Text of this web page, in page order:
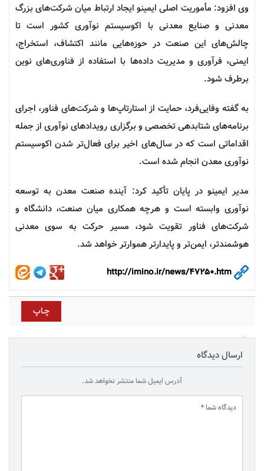
وی افزود: مأموریت اصلی ایمینوایجاد ارتباط میان شرکت‌های بزرگ
معدنی و صنایع معدنی با اکوسیستم نوآوری کشور است تا
چالش‌های این صنعت در حوزه‌هایی مانند اکتشاف، استخراج،
ایمنی، فرآوری و مدیریت داده‌ها با استفاده از فناوری‌های نوین
برطرف شود.
به گفته وفایی‌فرد، حمایت از استارتاپ‌ها و شرکت‌های فناور، اجرای
برنامه‌های شتابدهی تخصصی و برگزاری رویدادهای نوآوری از جمله
اقداماتی است که در سال‌های اخیر برای فعال‌تر شدن اکوسیستم
نوآوری معدن انجام شده است.
مدیر ایمینو در پایان تأکید کرد: آینده صنعت معدن به توسعه
نوآوری وابسته است و هرچه همکاری میان صنعت، دانشگاه و
شرکت‌های فناور تقویت شود، مسیر حرکت به سوی معدنی
هوشمندتر، ایمن‌تر و پایدارتر هموارتر خواهد شد.
ارسال دیدگاه
آدرس ایمیل شما منتشر نخواهد شد.